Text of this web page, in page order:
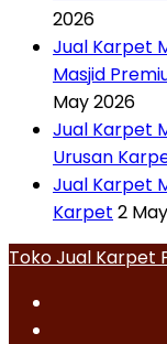
2026
Jual Karpet
Masjid
May 2026
Jual Karpet
Urusan
Jual Karpet
Karpet 2
Toko Jual Karpet